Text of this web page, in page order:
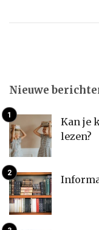
Nieuwe
Kan je
lezen?